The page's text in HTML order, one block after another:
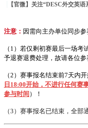
【官微】关注“DESC外交英
注意： 因需向主办单位同步
（1）若仅剩初赛最后一场
予退赛退费处理，故请各位参
（2）赛事报名结束前7天内
日18:00开始，不进行任何赛
参与时间）！
（3）赛事报名已结束，全部